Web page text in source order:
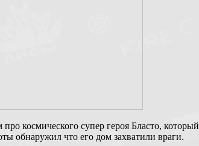
космического супер героя Бласто, который
обнаружил что его дом захватили враги.